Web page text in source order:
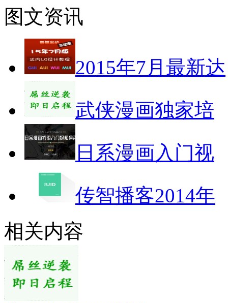
图文资讯
2015年7月最新达
武侠漫画独家培
日系漫画入门视
传智播客2014年
相关内容